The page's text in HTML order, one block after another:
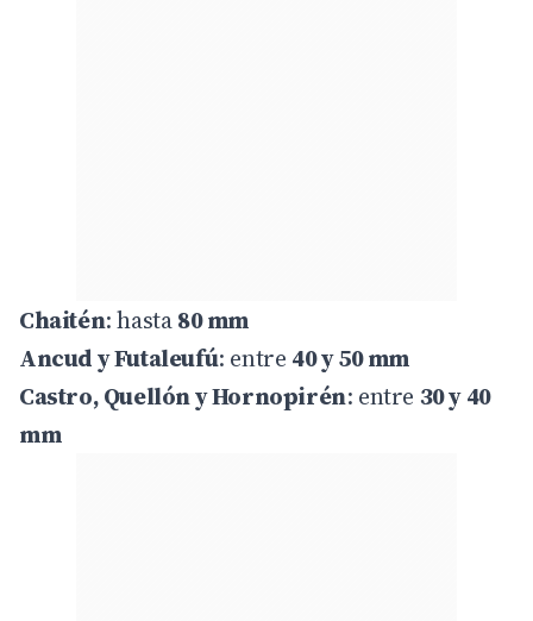
Chaitén: hasta80 mm
Ancud y Futaleufú: entre 40 y 50 mm
Castro, Quellón y Hornopirén: entre 30 y 40
mm